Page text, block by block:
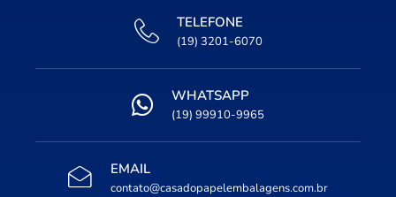
TELEFONE
(19) 3201-6070
WHATSAPP
(19) 99910-9965
EMAIL
contato@casadopapelembalagens.com.br